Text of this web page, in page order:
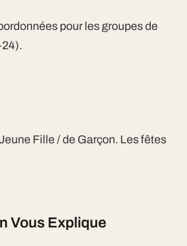
pour les groupes de
Fille / de Garçon. Les fêtes
Vous Explique